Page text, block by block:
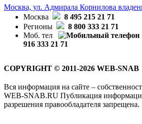
Москва, ул. Адмирала Корнилова
Москва
8 495 215 21 71
Регионы
8 800 333 21 71
Моб. тел
916 333 21 71
COPYRIGHT © 2011-2026 WEB-SNAB
Вся информация на сайте –
WEB-SNAB.RU Публикация
разрешения правообладателя запрещена.